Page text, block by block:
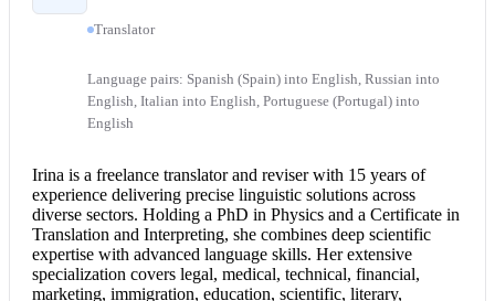
Translator
Language pairs: Spanish (Spain) into English, Russian into
English, Italian into English, Portuguese (Portugal) into
English
Irina is a freelance translator and reviser with 15 years of
experience delivering precise linguistic solutions across
diverse sectors. Holding a PhD in Physics and a Certificate in
Translation and Interpreting, she combines deep scientific
expertise with advanced language skills. Her extensive
specialization covers legal, medical, technical, financial,
marketing, immigration, education, scientific, literary,